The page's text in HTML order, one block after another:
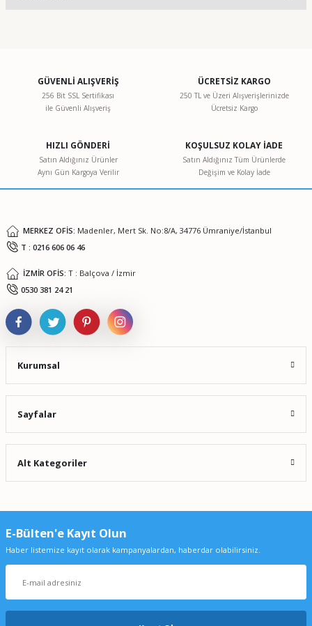
Görüş ve önerileriniz için teşekkür ederiz.
Ürün resmi kalitesiz, bozuk veya görüntülenemiyor.
Ürün bilgilerinde hatalar bulunuyor.
Ürün fiyatı diğer sitelerden daha pahalı.
GÜVENLİ ALIŞVERİŞ
256 Bit SSL Sertifikası
ile Güvenli Alışveriş
ÜCRETSİZ KARGO
250 TL ve Üzeri Alışverişlerinizde
Ücretsiz Kargo
HIZLI GÖNDERİ
Satın Aldığınız Ürünler
Aynı Gün Kargoya Verilir
KOŞULSUZ KOLAY İADE
Satın Aldığınız Tüm Ürünlerde
Değişim ve Kolay İade
MERKEZ OFİS: Madenler, Mert Sk. No:8/A, 34776 Ümraniye/İstanbul
T : 0216 606 06 46
İZMİR OFİS: T : Balçova / İzmir
0530 381 24 21
Kurumsal
Sayfalar
Alt Kategoriler
E-Bülten'e Kayıt Olun
Haber listemize kayıt olarak kampanyalardan, haberdar olabilirsiniz.